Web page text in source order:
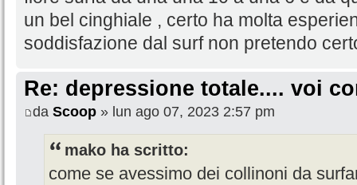
un bel cinghiale , certo ha molta
soddisfazione dal surf non pretendo
Re: depressione totale.... voi
da Scoop » lun ago 07, 2023 2:57 pm
mako ha scritto:
come se avessimo dei collinoni da